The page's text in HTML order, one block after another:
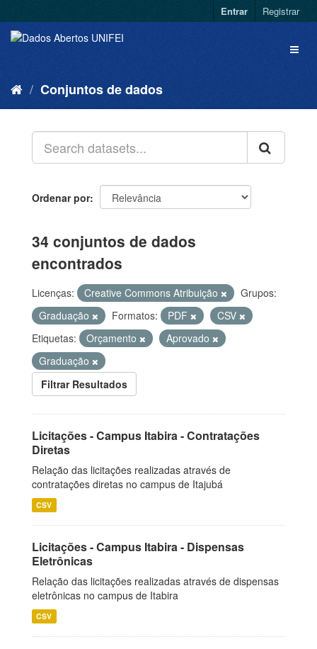
Entrar Registrar
Conjuntos de dados
Ordenar por
34 conjuntos de dados
encontrados
Licenças: Creative Commons Atribuição
Grupos:
Graduação
Formatos: PDF
CSV
Etiquetas:
Orçamento
Aprovado
Graduação
Filtrar Resultados
Licitações - Campus Itabira - Contratações
Diretas
Relação das licitações realizadas através de
contratações diretas no campus de Itajubá
CSV
Licitações - Campus Itabira - Dispensas
Eletrônicas
Relação das licitações realizadas através de dispensas
eletrônicas no campus de Itabira
CSV